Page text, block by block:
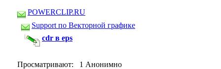
POWERCLIP.RU
Support по Векторной графике
cdr в eps
Просматривают: 1 Анонимно